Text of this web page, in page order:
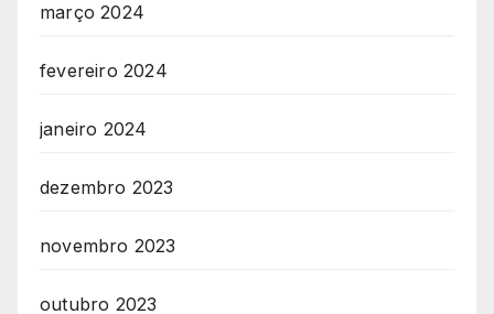
março 2024
fevereiro 2024
janeiro 2024
dezembro 2023
novembro 2023
outubro 2023